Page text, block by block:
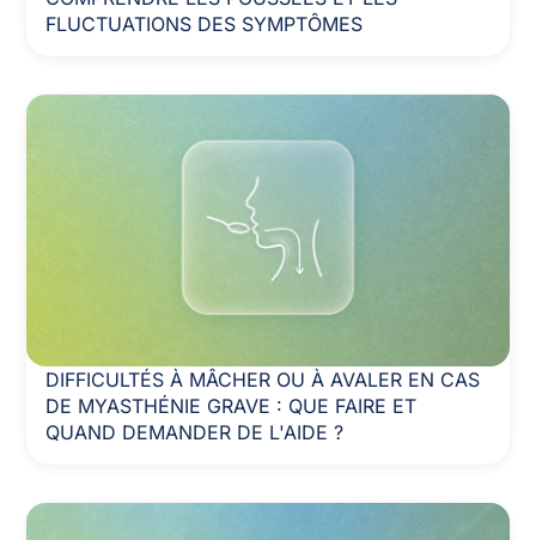
FLUCTUATIONS DES SYMPTÔMES
DIFFICULTÉS À MÂCHER OU À AVALER EN CAS
DE MYASTHÉNIE GRAVE : QUE FAIRE ET
QUAND DEMANDER DE L'AIDE ?